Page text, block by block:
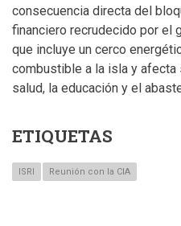
consecuencia directa del
financiero recrudecido por el
que incluye un cerco
combustible a la isla y
salud, la educación y el
ETIQUETAS
ISRI Reunión con la CIA